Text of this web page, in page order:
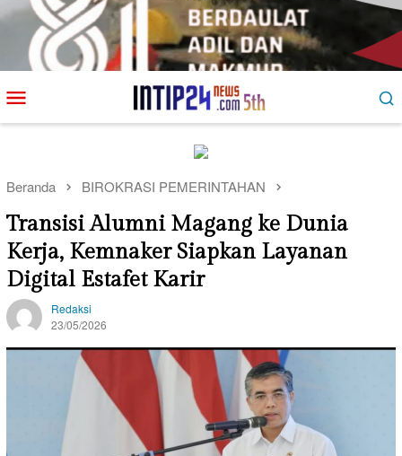
ke
kontenMobile
Beranda BIROKRASI PEMERINTAHAN
Transisi Alumni Magang ke Dunia
Kerja, Kemnaker Siapkan Layanan
Digital Estafet Karir
Redaksi
23/05/2026